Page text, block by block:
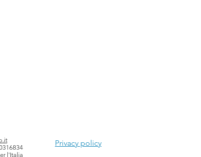
l'Italia
Privacy policy